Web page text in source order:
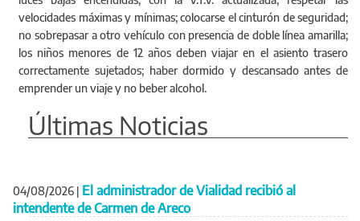
velocidades máximas y mínimas; colocarse el cinturón de seguridad;
no sobrepasar a otro vehículo con presencia de doble línea amarilla;
los niños menores de 12 años deben viajar en el asiento trasero
correctamente sujetados; haber dormido y descansado antes de
emprender un viaje y no beber alcohol.
Últimas Noticias
04/08/2026 | El administrador de Vialidad recibió al
intendente de Carmen de Areco